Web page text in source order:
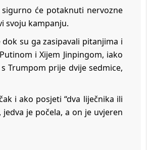
će potaknuti nervozne
svoju kampanju.
su ga zasipavali pitanjima i
i Xijem Jinpingom, iako
Trumpom prije dvije sedmice,
i ako posjeti “dva liječnika ili
je počela, a on je uvjeren